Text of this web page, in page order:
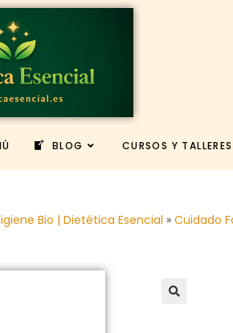
BLOG CURSOS Y TALLERES
Bio | Dietética Esencial » Cuidado